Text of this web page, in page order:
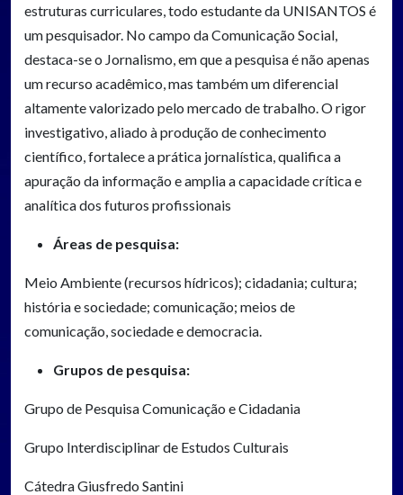
estruturas curriculares, todo estudante da UNISANTOS é
um pesquisador. No campo da Comunicação Social,
destaca-se o Jornalismo, em que a pesquisa é não apenas
um recurso acadêmico, mas também um diferencial
altamente valorizado pelo mercado de trabalho. O rigor
investigativo, aliado à produção de conhecimento
científico, fortalece a prática jornalística, qualifica a
apuração da informação e amplia a capacidade crítica e
analítica dos futuros profissionais
Áreas de pesquisa:
Meio Ambiente (recursos hídricos); cidadania; cultura;
história e sociedade; comunicação; meios de
comunicação, sociedade e democracia.
Grupos de pesquisa:
Grupo de Pesquisa Comunicação e Cidadania
Grupo Interdisciplinar de Estudos Culturais
Cátedra Giusfredo Santini